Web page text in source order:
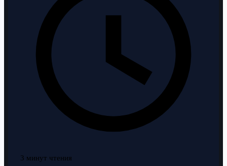
3 минут чтения